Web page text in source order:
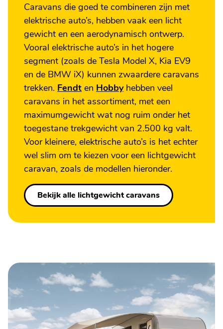
Caravans die goed te combineren zijn met
elektrische auto’s, hebben vaak een licht
gewicht en een aerodynamisch ontwerp.
Vooral elektrische auto’s in het hogere
segment (zoals de Tesla Model X, Kia EV9
en de BMW iX) kunnen zwaardere caravans
trekken. Fendt en Hobbyhebben veel
caravans in het assortiment, met een
maximumgewicht wat nog ruim onder het
toegestane trekgewicht van 2.500 kg valt.
Voor kleinere, elektrische auto’s is het echter
wel slim om te kiezen voor een lichtgewicht
caravan, zoals de modellen hieronder.
Bekijk alle lichtgewicht caravans